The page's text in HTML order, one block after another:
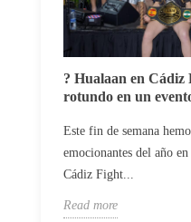
? Hualaan en Cádiz
rotundo en un
Este fin de semana
emocionantes del año
Cádiz Fight...
Read more